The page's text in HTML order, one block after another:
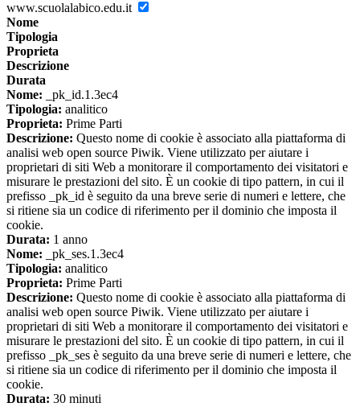
www.scuolalabico.edu.it
Nome
Tipologia
Proprieta
Descrizione
Durata
Nome: _pk_id.1.3ec4
Tipologia: analitico
Proprieta: Prime Parti
Descrizione: Questo nome di cookie è associato alla piattaforma di
analisi web open source Piwik. Viene utilizzato per aiutare i
proprietari di siti Web a monitorare il comportamento dei visitatori e
misurare le prestazioni del sito. È un cookie di tipo pattern, in cui il
prefisso _pk_id è seguito da una breve serie di numeri e lettere, che
si ritiene sia un codice di riferimento per il dominio che imposta il
cookie.
Durata: 1 anno
Nome: _pk_ses.1.3ec4
Tipologia: analitico
Proprieta: Prime Parti
Descrizione: Questo nome di cookie è associato alla piattaforma di
analisi web open source Piwik. Viene utilizzato per aiutare i
proprietari di siti Web a monitorare il comportamento dei visitatori e
misurare le prestazioni del sito. È un cookie di tipo pattern, in cui il
prefisso _pk_ses è seguito da una breve serie di numeri e lettere, che
si ritiene sia un codice di riferimento per il dominio che imposta il
cookie.
Durata: 30 minuti